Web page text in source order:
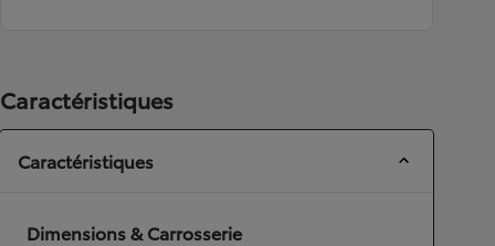
Caractéristiques
Caractéristiques
Dimensions & Carrosserie